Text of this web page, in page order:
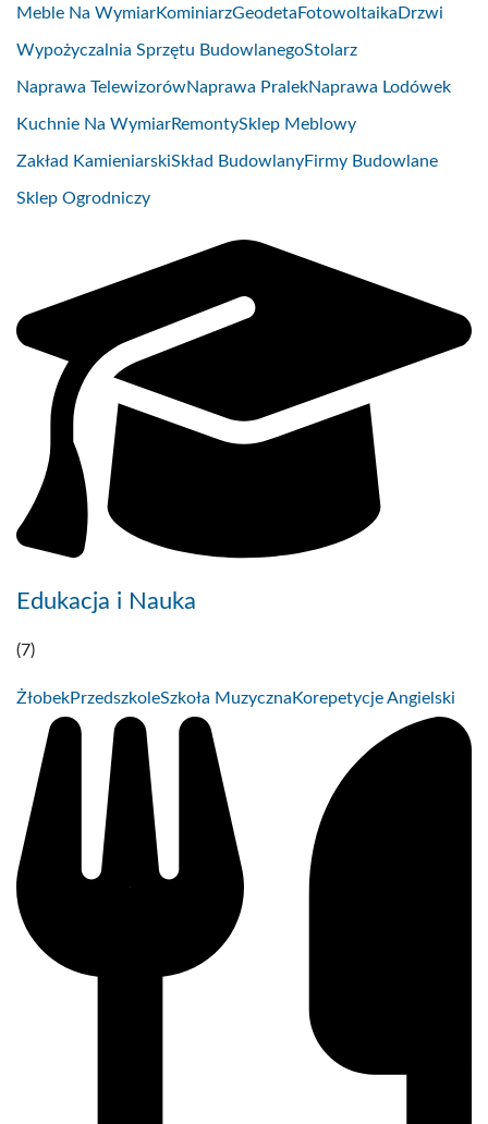
Meble Na WymiarKominiarzGeodetaFotowoltaikaDrzwi
Wypożyczalnia Sprzętu BudowlanegoStolarz
Naprawa TelewizorówNaprawa PralekNaprawa Lodówek
Kuchnie Na WymiarRemontySklep Meblowy
Zakład KamieniarskiSkład BudowlanyFirmy Budowlane
Sklep Ogrodniczy
Edukacja i Nauka
(7)
ŻłobekPrzedszkoleSzkoła Muzyczna Korepetycje Angielski